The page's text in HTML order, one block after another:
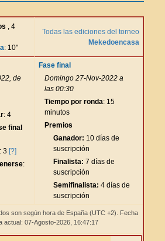
, 4
: 10"
Todas las ediciones del torneo
Mekedoencasa
de
: 4
final
: 3 [?]
:
Fase final
Domingo 27-Nov-2022 a
las 00:30
Tiempo por ronda: 15
minutos
Premios
Ganador: 10 días de
suscripción
Finalista: 7 días de
suscripción
Semifinalista: 4 días de
suscripción
son según hora de España (UTC +2). Fecha
actual: 07-Agosto-2026, 16:47:17